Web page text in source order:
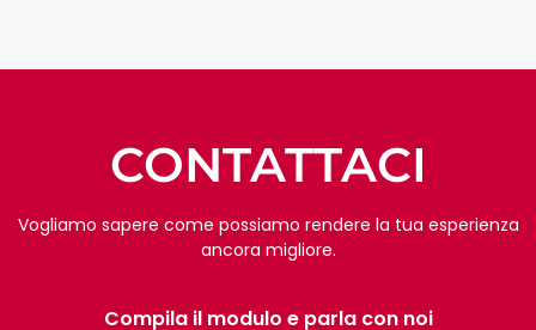
CONTATTACI
Vogliamo sapere come possiamo rendere la tua esperienza
ancora migliore.
Compila il modulo e parla con noi